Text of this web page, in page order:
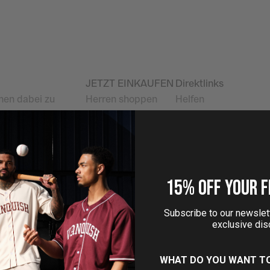
dabei zu
auch außerhalb
JETZT EINKAUFEN
Herren shoppen
Direktlinks
Helfen
Über uns
EU Withdrawal Form
15% OFF YOUR
Subscribe to our
exclusive
WHAT DO YOU WANT